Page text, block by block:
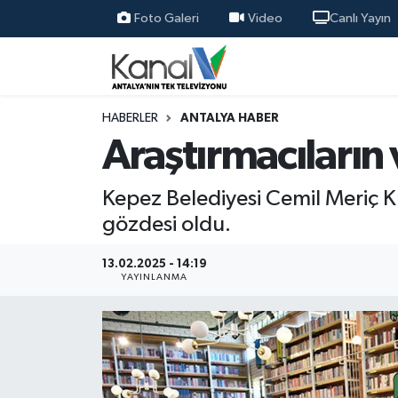
Foto Galeri Video Canlı Yayın
HABERLER ANTALYA HABER
Kepez Belediyesi Cemil Meriç
gözdesi oldu.
13.02.2025 - 14:19
YAYINLANMA
Ana Haber
Antalya Haber
Günün Manşetleri
Haber Kuşakları
Nöbetçi Eczaneler
Hava Durumu
Trafik Durumu
Süper Lig Puan Durumu ve Fikstür
Haber Arşivi